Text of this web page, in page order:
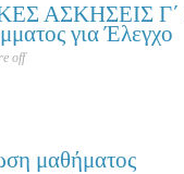
ΑΣΚΗΣΕΙΣ Γ΄
για Έλεγχο
off
μαθήματος